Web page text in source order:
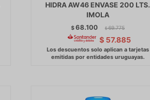
HIDRA AW46 ENVASE 200 LTS.
IMOLA
$68.100 $ 69.775
$ 57.885